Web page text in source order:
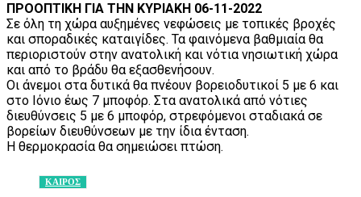
ΠΡΟΟΠΤΙΚΗ ΓΙΑ ΤΗΝ ΚΥΡΙΑΚΗ 06-11-2022
Σε όλη τη χώρα αυξημένες νεφώσεις με τοπικές βροχές
και σποραδικές καταιγίδες. Τα φαινόμενα βαθμιαία θα
περιοριστούν στην ανατολική και νότια νησιωτική χώρα
και από το βράδυ θα εξασθενήσουν.
Οι άνεμοι στα δυτικά θα πνέουν βορειοδυτικοί 5 με 6 και
στο Ιόνιο έως 7 μποφόρ. Στα ανατολικά από νότιες
διευθύνσεις 5 με 6 μποφόρ, στρεφόμενοι σταδιακά σε
βορείων διευθύνσεων με την ίδια ένταση.
Η θερμοκρασία θα σημειώσει πτώση.
ΚΑΙΡΟΣ